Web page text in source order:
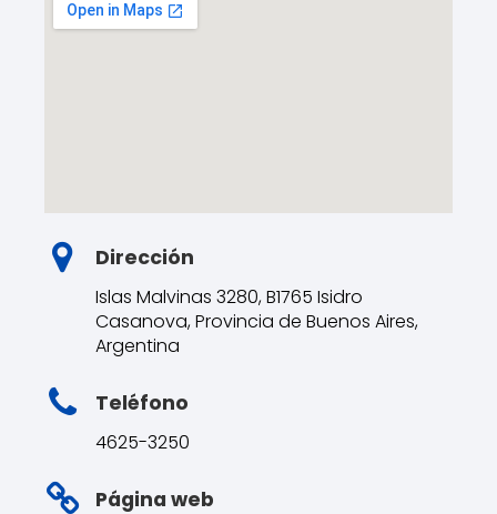
Dirección
Islas Malvinas 3280, B1765 Isidro
Casanova, Provincia de Buenos Aires,
Argentina
Teléfono
4625-3250
Página web